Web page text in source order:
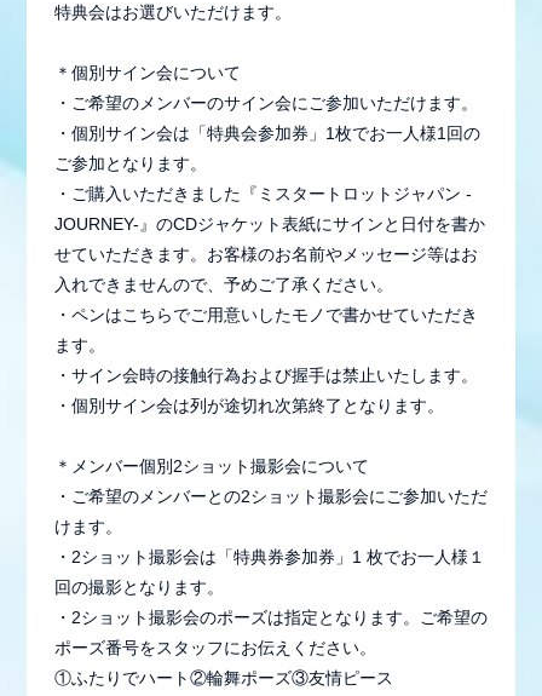
特典会はお選びいただけます。
＊個別サイン会について
・ご希望のメンバーのサイン会にご参加いただけます。
・個別サイン会は「特典会参加券」1枚でお一人様1回の
ご参加となります。
・ご購入いただきました『ミスタートロットジャパン -
JOURNEY-』のCDジャケット表紙にサインと日付を書か
せていただきます。お客様のお名前やメッセージ等はお
入れできませんので、予めご了承ください。
・ペンはこちらでご用意いしたモノで書かせていただき
ます。
・サイン会時の接触行為および握手は禁止いたします。
・個別サイン会は列が途切れ次第終了となります。
＊メンバー個別2ショット撮影会について
・ご希望のメンバーとの2ショット撮影会にご参加いただ
けます。
・2ショット撮影会は「特典券参加券」1 枚でお一人様１
回の撮影となります。
・2ショット撮影会のポーズは指定となります。ご希望の
ポーズ番号をスタッフにお伝えください。
①ふたりでハート②輪舞ポーズ③友情ピース